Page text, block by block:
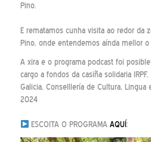
Pino.
E rematamos cunha visita ao redor da
Pino, onde entendemos aínda mellor
A xira e o programa podcast foi
cargo a fondos da casiña solidaria
Galicia, Conselllería de Cultura, Lingua
2024
ESCOITA O PROGRAMAAQUÍ :